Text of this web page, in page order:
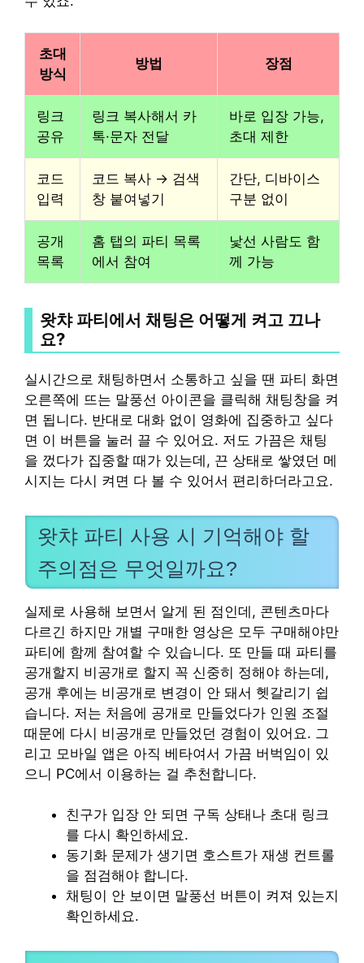
초대
방식
방법 장점
링크
공유
링크 복사해서 카
톡·문자 전달
바로 입장 가능,
초대 제한
코드
입력
코드 복사 → 검색
창 붙여넣기
간단, 디바이스
구분 없이
공개
목록
홈 탭의 파티 목록
에서 참여
낯선 사람도 함
께 가능
왓챠 파티에서 채팅은 어떻게 켜고 끄나
요?
실시간으로 채팅하면서 소통하고 싶을 땐 파티 화면
오른쪽에 뜨는 말풍선 아이콘을 클릭해 채팅창을 켜
면 됩니다. 반대로 대화 없이 영화에 집중하고 싶다
면 이 버튼을 눌러 끌 수 있어요. 저도 가끔은 채팅
을 껐다가 집중할 때가 있는데, 끈 상태로 쌓였던 메
시지는 다시 켜면 다 볼 수 있어서 편리하더라고요.
왓챠 파티 사용 시 기억해야 할
주의점은 무엇일까요?
실제로 사용해 보면서 알게 된 점인데, 콘텐츠마다
다르긴 하지만 개별 구매한 영상은 모두 구매해야만
파티에 함께 참여할 수 있습니다. 또 만들 때 파티를
공개할지 비공개로 할지 꼭 신중히 정해야 하는데,
공개 후에는 비공개로 변경이 안 돼서 헷갈리기 쉽
습니다. 저는 처음에 공개로 만들었다가 인원 조절
때문에 다시 비공개로 만들었던 경험이 있어요. 그
리고 모바일 앱은 아직 베타여서 가끔 버벅임이 있
으니 PC에서 이용하는 걸 추천합니다.
친구가 입장 안 되면 구독 상태나 초대 링크
를 다시 확인하세요.
동기화 문제가 생기면 호스트가 재생 컨트롤
을 점검해야 합니다.
채팅이 안 보이면 말풍선 버튼이 켜져 있는지
확인하세요.